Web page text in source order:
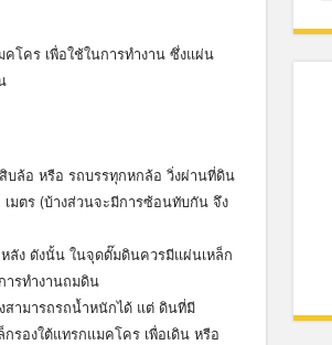
โคร เพื่อใช้ในการทำงาน ซึ่งแผ่น
บล้อ หรือ รถบรรทุกหกล้อ วิ่งผ่านที่ดิน
มตร (บ้างส่วนจะมีการซ้อนทับกัน จึง
ง ดังนั้น ในจุดดั๊มดินควรมีแผ่นเหล็ก
ารทำงานถมดิน
ามารถรถน้ำหนักได้ แต่ ดินที่มี
รองใต้แทรกแมคโคร เพื่อเดิน หรือ